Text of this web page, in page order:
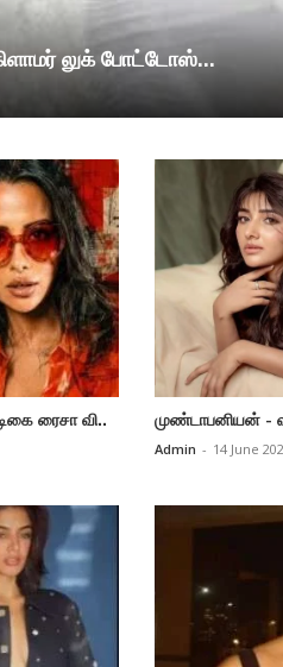
லுக் போட்டோஸ்...
ரைசா வி.. முண்டாபனியன் -
Admin - 14 June